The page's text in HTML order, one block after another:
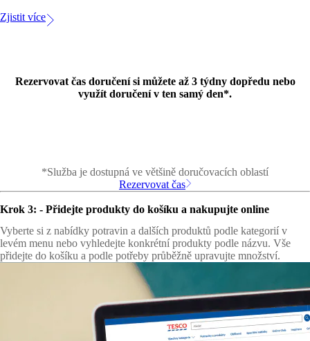
Zjistit více
Rezervovat čas doručení si můžete až 3 týdny dopředu nebo
využít doručení v ten samý den*.
*Služba je dostupná ve většině doručovacích oblastí
Rezervovat čas
Krok 3: - Přidejte produkty do košíku a nakupujte online
Vyberte si z nabídky potravin a dalších produktů podle kategorií v
levém menu nebo vyhledejte konkrétní produkty podle názvu. Vše
přidejte do košíku a podle potřeby průběžně upravujte množství.